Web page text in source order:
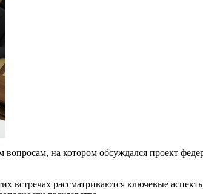
на котором обсуждался проект
рассматриваются ключевые